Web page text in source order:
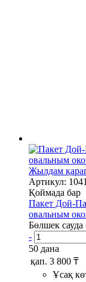
Жылдам
Артикул:
Қоймада бар
Пакет Дой-
овальным
Бөлшек сауда
-
50 дана
қап. 3 800 ₸
Ұсақ